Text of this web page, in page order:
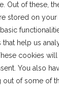
Out of these,
stored on
help us
cookies
You also
out of some of